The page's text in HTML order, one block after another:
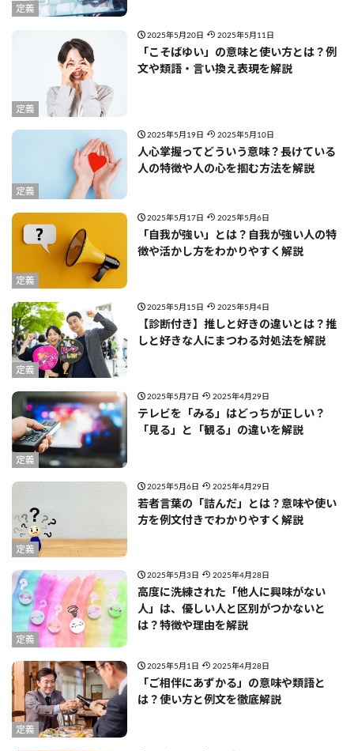
定義
定義
2025年5月20日 2025年5月11日
「こそばゆい」の意味と使い方とは？例
文や類語・言い換え表現を解説
定義
2025年5月19日 2025年5月10日
人心掌握ってどういう意味？長けている
人の特徴や人の心を掴む方法を解説
定義
2025年5月17日 2025年5月6日
「自我が強い」とは？自我が強い人の特
徴や活かし方をわかりやすく解説
定義
2025年5月15日 2025年5月4日
【診断付き】推しと好きの違いとは？推
しと好きな人にまつわる対処法を解説
定義
2025年5月7日 2025年4月29日
テレビを「みる」はどっちが正しい？
「見る」と「観る」の違いを解説
定義
2025年5月6日 2025年4月29日
若者言葉の「詰んだ」とは？意味や使い
方を例文付きでわかりやすく解説
定義
2025年5月3日 2025年4月28日
高度に洗練された「他人に興味がない
人」は、優しい人と区別がつかないと
は？特徴や理由を解説
定義
2025年5月1日 2025年4月28日
「ご相伴にあずかる」の意味や類語と
は？使い方と例文を徹底解説